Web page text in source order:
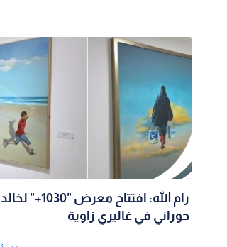
رام الله: افتتاح معرض "1030+" لخالد
حوراني في غاليري زاوية